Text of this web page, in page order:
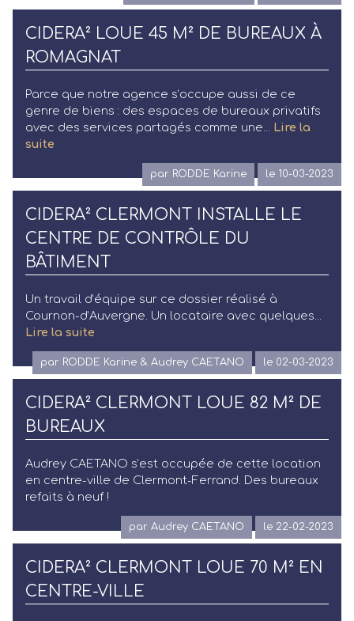
CIDERA² LOUE 45 M² DE BUREAUX À
ROMAGNAT
Parce que notre agence s’occupe aussi de ce
genre de biens : des espaces de bureaux privatifs
avec des services partagés comme une...
Lire la
suite
par RODDE Karine le 10-03-2023
CIDERA² CLERMONT INSTALLE LE
CENTRE DE CONTRÔLE DU
BÂTIMENT
Un travail d’équipe sur ce dossier réalisé à
Cournon-d’Auvergne. Un locataire avec quelques...
Lire la suite
par RODDE Karine & Audrey CAETANO le 02-03-2023
CIDERA² CLERMONT LOUE 82 M² DE
BUREAUX
Audrey CAETANO s’est occupée de cette location
en centre-ville de Clermont-Ferrand. Des bureaux
refaits à neuf !
par Audrey CAETANO le 22-02-2023
CIDERA² CLERMONT LOUE 70 M² EN
CENTRE-VILLE